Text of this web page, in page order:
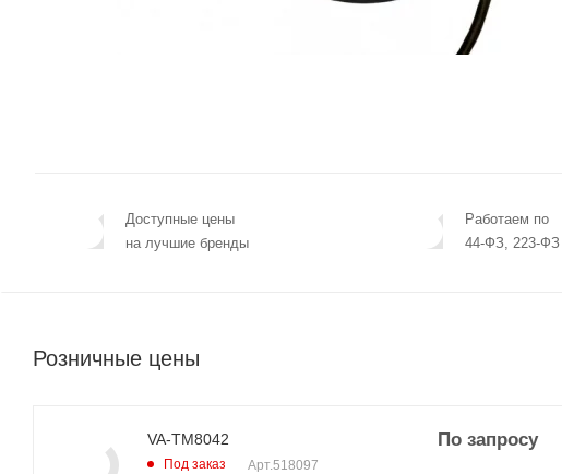
Доступные цены
на лучшие бренды
Работаем по
44-ФЗ, 223-ФЗ
Розничные цены
VA-ТМ8042
Под заказ Арт.518097
По запросу